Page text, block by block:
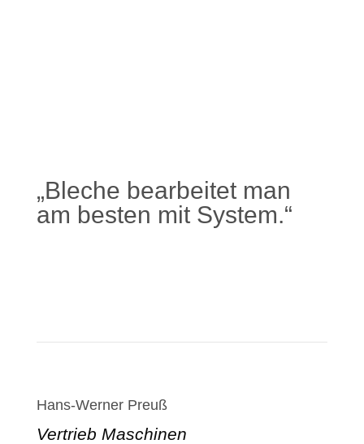
„Bleche bearbeitet man
am besten mit System.“
Hans-Werner Preuß
Vertrieb Maschinen